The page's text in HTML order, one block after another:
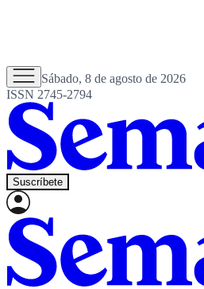
Sábado, 8 de agosto de 2026
ISSN 2745-2794
Suscríbete